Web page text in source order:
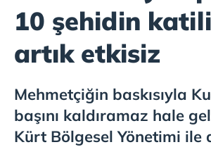
10 şehidin
artık etkisiz
Mehmetçiğin baskısıyla
başını kaldıramaz hale
Kürt Bölgesel Yönetimi ile